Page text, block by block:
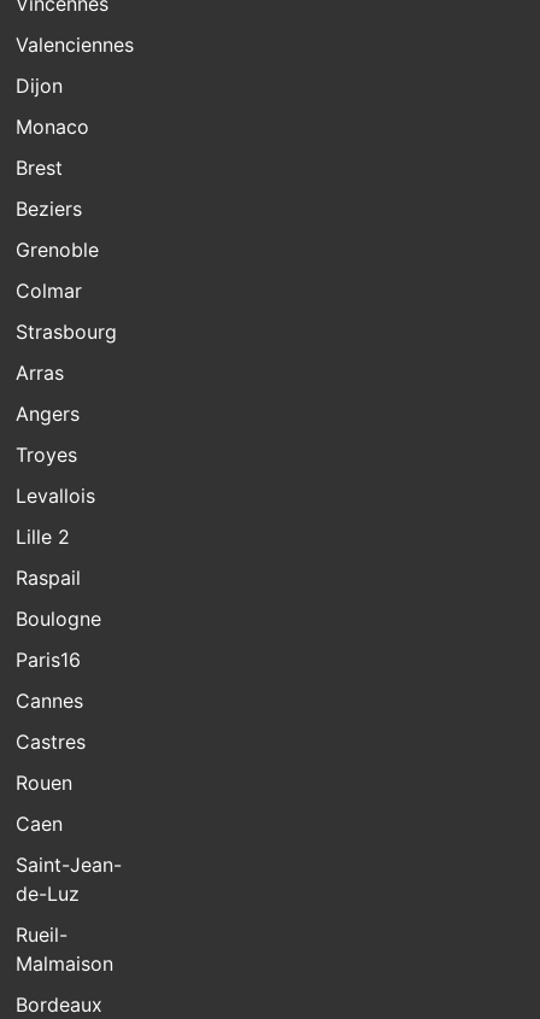
Valenciennes
Dijon
Monaco
Brest
Beziers
Grenoble
Colmar
Strasbourg
Arras
Angers
Troyes
Levallois
Lille 2
Raspail
Boulogne
Paris16
Cannes
Castres
Rouen
Caen
Saint-Jean-
de-Luz
Rueil-
Malmaison
Bordeaux